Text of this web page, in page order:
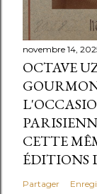
novembre 14,
OCTAVE
CETTE
ÉDITIONS
Partager